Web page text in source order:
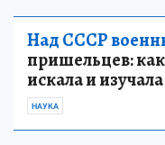
Над СССР
пришельцев: как
искала и
НАУКА